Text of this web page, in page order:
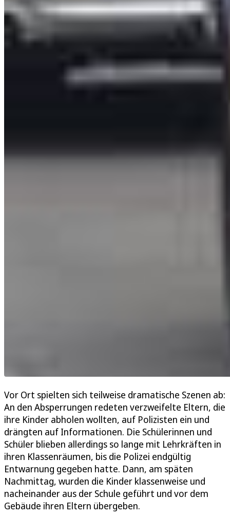
Vor Ort spielten sich teilweise dramatische Szenen ab:
An den Absperrungen redeten verzweifelte Eltern, die
ihre Kinder abholen wollten, auf Polizisten ein und
drängten auf Informationen. Die Schülerinnen und
Schüler blieben allerdings so lange mit Lehrkräften in
ihren Klassenräumen, bis die Polizei endgültig
Entwarnung gegeben hatte. Dann, am späten
Nachmittag, wurden die Kinder klassenweise und
nacheinander aus der Schule geführt und vor dem
Gebäude ihren Eltern übergeben.